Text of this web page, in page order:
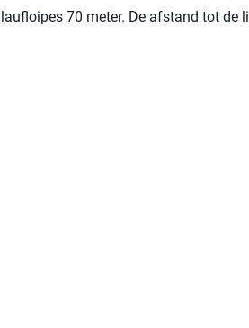
70 meter. De afstand tot